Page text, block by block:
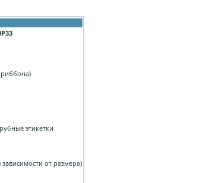
этикетки
зависимости от размера)